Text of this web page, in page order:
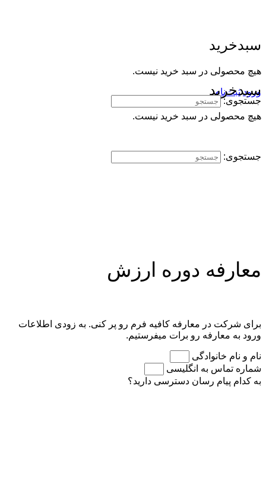
سبدخرید
هیچ محصولی در سبد خرید نیست.
ورود ثبت‌نام
سبدخرید
هیچ محصولی در سبد خرید نیست.
جستجوی:
جستجوی:
معارفه دوره ارزش
برای شرکت در معارفه کافیه فرم رو پر کنی. به زودی اطلاعات
ورود به معارفه رو برات میفرستیم.
نام و نام خانوادگی
شماره تماس به انگلیسی
به کدام پیام رسان دسترسی دارید؟